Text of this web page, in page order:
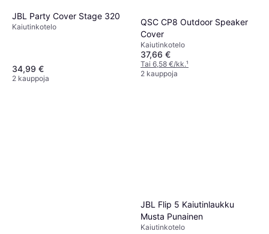
JBL Party Cover Stage 320
Kaiutinkotelo
34,99 €
2 kauppoja
QSC CP8 Outdoor Speaker
Cover
Kaiutinkotelo
37,66 €
Tai 6,58 €/kk.¹
2 kauppoja
JBL Flip 5 Kaiutinlaukku
Musta Punainen
Kaiutinkotelo